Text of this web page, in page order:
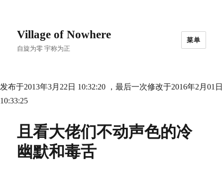
Village of Nowhere
自旋为零 宇称为正
菜单
发布于2013年3月22日 10:32:20 ，最后一次修改于2016年2月01日
10:33:25
且看大佬们不动声色的冷
幽默和毒舌